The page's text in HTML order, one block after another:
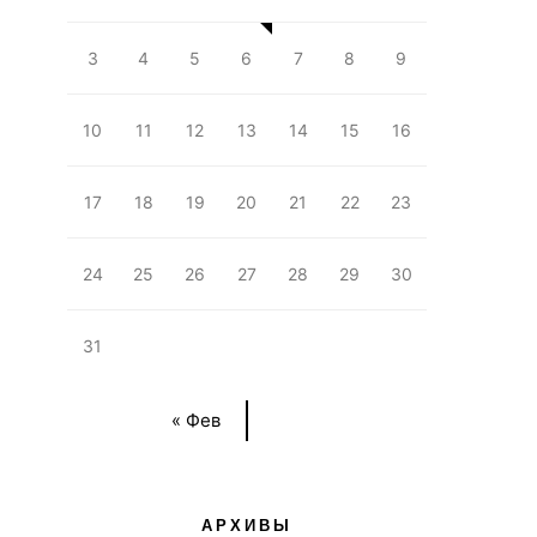
« Фев
3 4 5 6 7 8 9
10 11 12 13 14 15 16
17 18 19 20 21 22 23
24 25 26 27 28 29 30
31
АРХИВЫ